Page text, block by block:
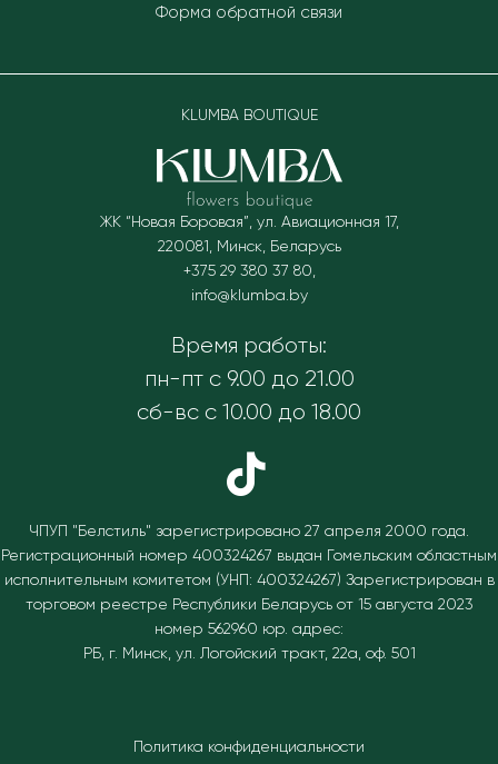
Форма обратной связи
KLUMBA BOUTIQUE
ЖК “Новая Боровая”, ул. Авиационная 17,
220081 Минск, Беларусь
+375 29 380 37 80
info@klumba.by
Время работы:
пн-пт с 9.00 до 21.00
сб-вс с 10.00 до 18.00
ЧПУП "Белстиль" зарегистрировано 27 апреля 2000 года.
Регистрационный номер 400324267 выдан Гомельским областным
исполнительным комитетом (УНП: 400324267) Зарегистрирован в
торговом реестре Республики Беларусь от 15 августа 2023
номер 562960 юр. адрес:
РБ, г. Минск, ул. Логойский тракт, 22а, оф. 501
Политика конфиденциальности